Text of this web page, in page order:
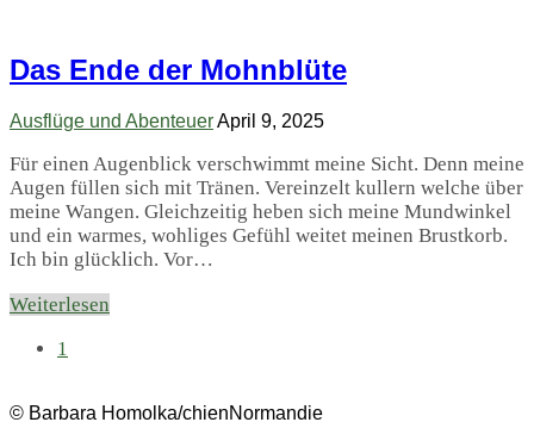
Das Ende der Mohnblüte
Ausflüge und AbenteuerApril 9, 2025
Für einen Augenblick verschwimmt meine Sicht. Denn meine
Augen füllen sich mit Tränen. Vereinzelt kullern welche über
meine Wangen. Gleichzeitig heben sich meine Mundwinkel
und ein warmes, wohliges Gefühl weitet meinen Brustkorb.
Ich bin glücklich. Vor…
Weiterlesen
1
© Barbara Homolka/chienNormandie